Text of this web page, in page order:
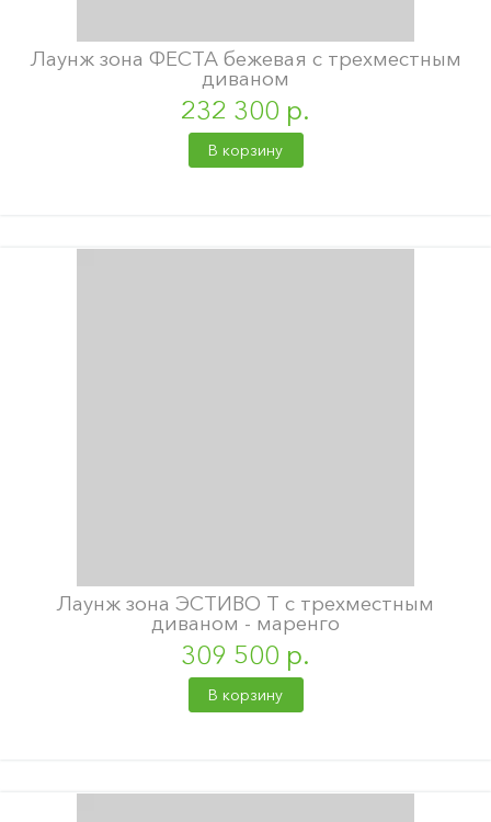
Лаунж зона ФЕСТА бежевая с трехместным
диваном
232 300 р.
В корзину
Лаунж зона ЭСТИВО T с трехместным
диваном - маренго
309 500 р.
В корзину